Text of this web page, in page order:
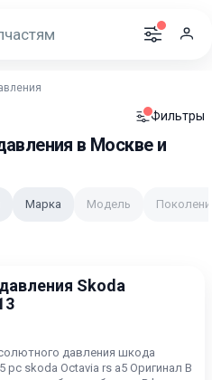
Фильтры
в Москве и
Марка Модель
Skoda
давления шкода
рс skoda Octavia rs a5 Оригинал В